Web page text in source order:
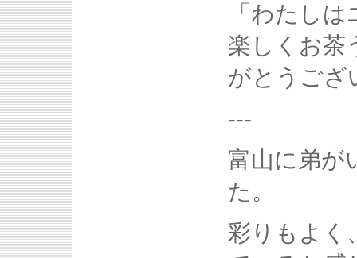
「わたし
楽しくお茶
がとうござ
---
富山に弟が
た。
彩りもよく